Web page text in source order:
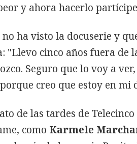
y ahora hacerlo
ha visto la docuserie y
"Llevo cinco años fuera de
Seguro que lo voy a
creo que estoy en mi
de las tardes de
como Karmele